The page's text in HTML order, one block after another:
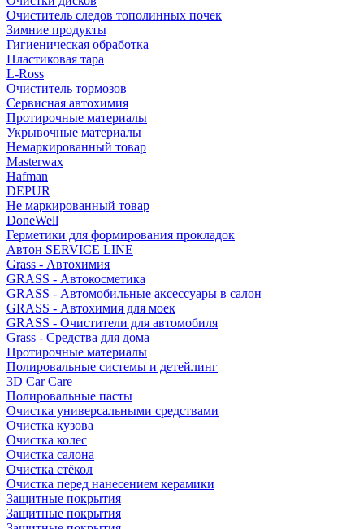
Очиститель следов тополинных почек
Зимние продукты
Гигиеническая обработка
Пластиковая тара
L-Ross
Очиститель тормозов
Сервисная автохимия
Протирочные материалы
Укрывочные материалы
Немаркированный товар
Masterwax
Hafman
DEPUR
Не маркированный товар
DoneWell
Герметики для формирования прокладок
Автон SERVICE LINE
Grass - Автохимия
GRASS - Автокосметика
GRASS - Автомобильные аксессуары в салон
GRASS - Автохимия для моек
GRASS - Очистители для автомобиля
Grass - Средства для дома
Протирочные материалы
Полировальные системы и детейлинг
3D Car Care
Полировальные пасты
Очистка универсальными средствами
Очистка кузова
Очистка колес
Очистка салона
Очистка стёкол
Очистка перед нанесением керамики
Защитные покрытия
Защитные покрытия